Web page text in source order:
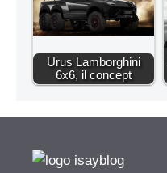
Urus Lamborghini
6x6, il concept